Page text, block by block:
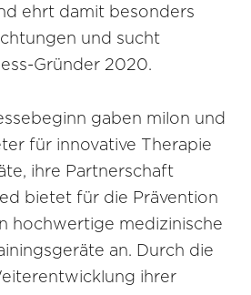
ehrt damit besonders
und sucht
Gründer 2020.
gaben milon und
für innovative Therapie
ihre Partnerschaft
bietet für die Prävention
hochwertige medizinische
an. Durch die
ihrer